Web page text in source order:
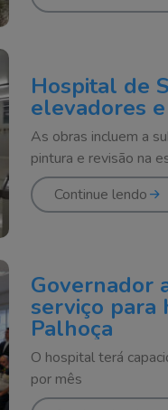
Hospital de
elevadores
As obras incluem a
pintura e revisão na
Continue lendo
Governador
serviço para
Palhoça
O hospital terá
por mês